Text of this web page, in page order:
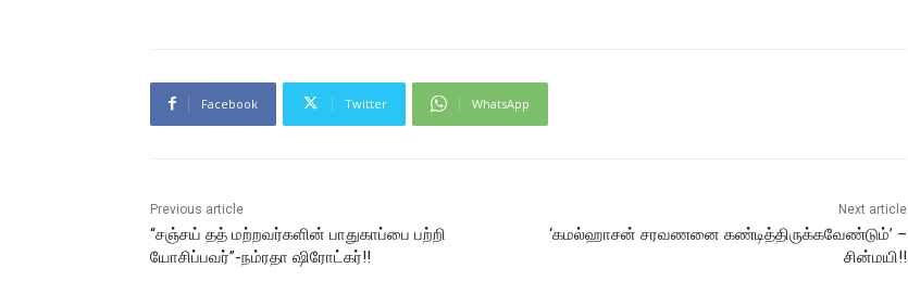
Facebook Twitter WhatsApp
Previous article
“சஞ்சய் தத் மற்றவர்களின் பாதுகாப்பை பற்றி
யோசிப்பவர்”-நம்ரதா ஷிரோட்கர்!!
Next article
‘கமல்ஹாசன் சரவணனை கண்டித்திருக்கவேண்டும்’ –
சின்மயி!!